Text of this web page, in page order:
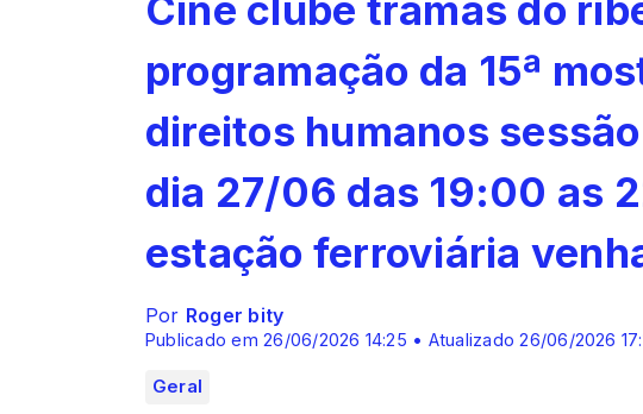
Cine clube tramas do
programação da 15ª
direitos humanos
dia 27/06 das 19:00 as
estação ferroviária
Por Roger bity
Publicado em 26/06/2026 14:25 • Atualizado 26/06/2026
Geral